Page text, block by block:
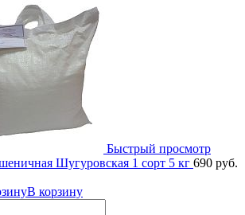
Быстрый просмотр
Шугуровская 1 сорт 5 кг 690 руб.
В корзину